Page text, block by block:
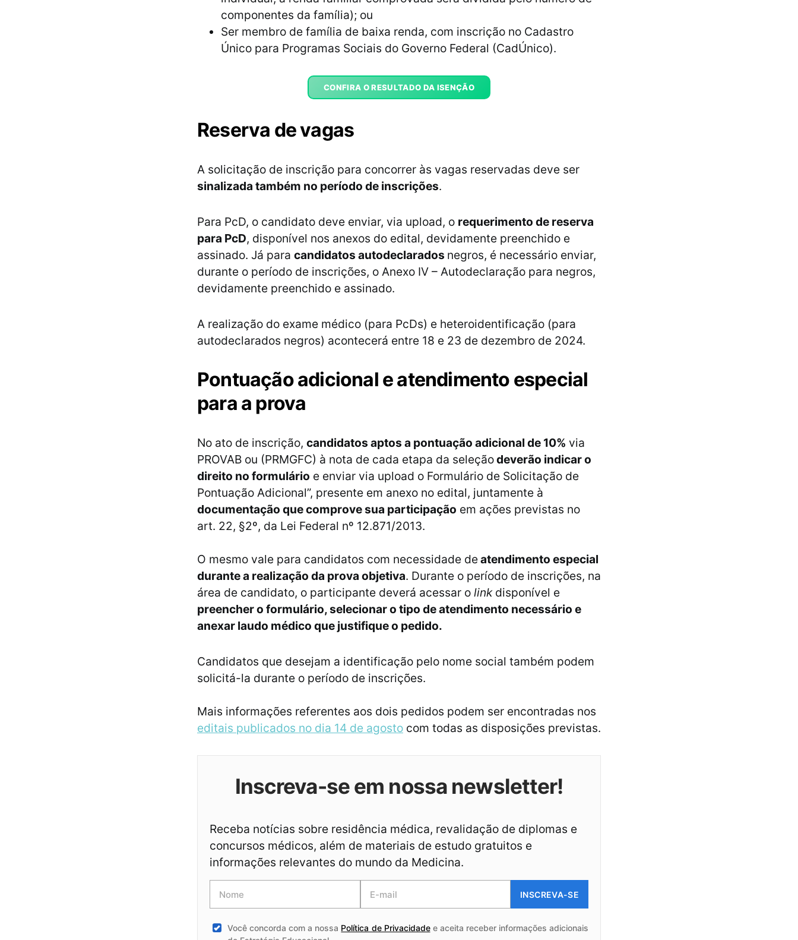
componentes da família); ou
Ser membro de família de baixa renda, com inscrição no Cadastro
Único para Programas Sociais do Governo Federal (CadÚnico).
CONFIRA O RESULTADO DA ISENÇÃO
Reserva de vagas
A solicitação de inscrição para concorrer às vagas reservadas deve ser
sinalizada também no período de inscrições.
Para PcD, o candidato deve enviar, via upload, o requerimento de reserva
para PcD, disponível nos anexos do edital, devidamente preenchido e
assinado. Já para candidatos autodeclarados negros, é necessário enviar,
durante o período de inscrições, o Anexo IV – Autodeclaração para negros,
devidamente preenchido e assinado.
A realização do exame médico (para PcDs) e heteroidentificação (para
autodeclarados negros) acontecerá entre 18 e 23 de dezembro de 2024.
Pontuação adicional e atendimento especial
para a prova
No ato de inscrição, candidatos aptos a pontuação adicional de 10% via
PROVAB ou (PRMGFC) à nota de cada etapa da seleçãodeverão indicar o
direito no formulário e enviar via upload o Formulário de Solicitação de
Pontuação Adicional”, presente em anexo no edital, juntamente à
documentação que comprove sua participação em ações previstas no
art. 22, §2º, da Lei Federal nº 12.871/2013.
O mesmo vale para candidatos com necessidade deatendimento especial
durante a realização da prova objetiva. Durante o período de inscrições, na
área de candidato, o participante deverá acessar o linkdisponível e
preencher o formulário, selecionar o tipo de atendimento necessário e
anexar laudo médico que justifique o pedido.
Candidatos que desejam a identificação pelo nome social também podem
solicitá-la durante o período de inscrições.
Mais informações referentes aos dois pedidos podem ser encontradas nos
editais publicados no dia 14 de agosto com todas as disposições previstas.
Inscreva-se em nossa newsletter!
Receba notícias sobre residência médica, revalidação de diplomas e
concursos médicos, além de materiais de estudo gratuitos e
informações relevantes do mundo da Medicina.
INSCREVA-SE
Você concorda com a nossa Política de Privacidadee aceita receber informações adicionais